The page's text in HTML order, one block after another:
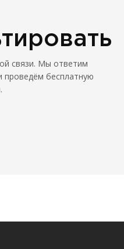
связи. Мы ответим
проведём бесплатную